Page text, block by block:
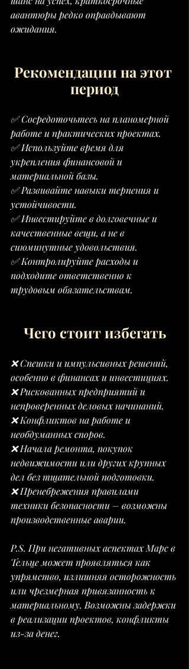
авантюры редко оправдывают
ожидания.
Рекомендации на этот
период
✅ Сосредоточьтесь на планомерной
работе и практических проектах.
✅ Используйте время для
укрепления финансовой и
материальной базы.
✅ Развивайте навыки терпения и
устойчивости.
✅ Инвестируйте в долговечные и
качественные вещи, а не в
сиюминутные удовольствия.
✅ Контролируйте расходы и
подходите ответственно к
трудовым обязательствам.
Чего стоит избегать
❌ Спешки и импульсивных решений,
особенно в финансах и инвестициях.
❌ Рискованных предприятий и
непроверенных деловых начинаний.
❌ Конфликтов на работе и
необдуманных споров.
❌ Начала ремонта, покупок
недвижимости или других крупных
дел без тщательной подготовки.
❌ Пренебрежения правилами
техники безопасности – возможны
производственные аварии.
P.S. При негативных аспектах Марс в
Тельце может проявляться как
упрямство, излишняя осторожность
или чрезмерная привязанность к
материальному. Возможны задержки
в реализации проектов, конфликты
из-за денег.